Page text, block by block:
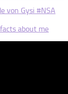
von Gysi #NSA
about me